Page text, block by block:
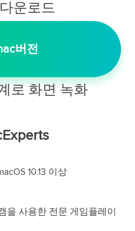
운로드
버전
로 화면 녹화
10.13 이상
을 사용한 전문 게임플레이